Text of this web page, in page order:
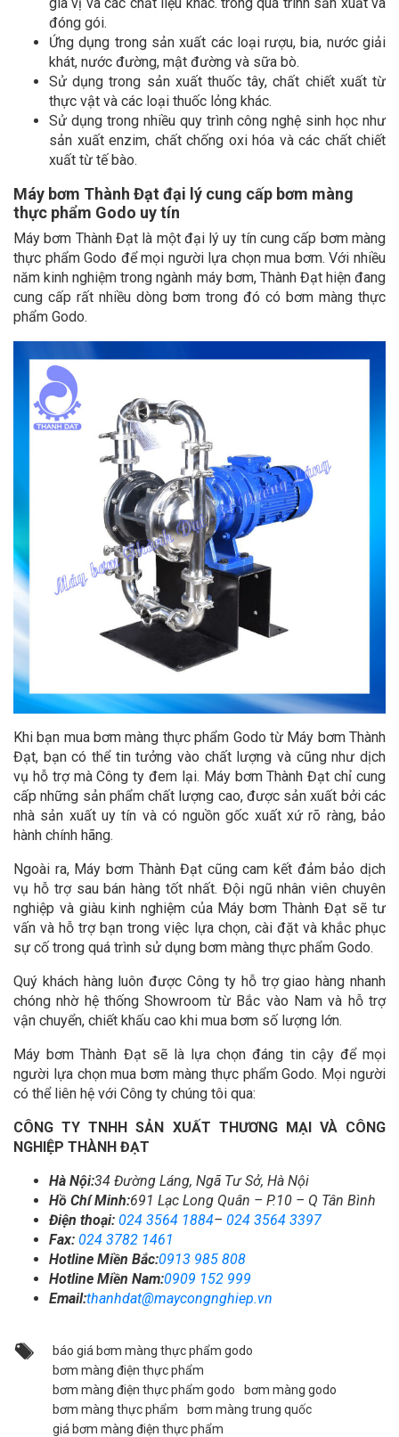
đóng gói.
Ứng dụng trong sản xuất các loại rượu, bia, nước giải
khát, nước đường, mật đường và sữa bò.
Sử dụng trong sản xuất thuốc tây, chất chiết xuất từ
thực vật và các loại thuốc lỏng khác.
Sử dụng trong nhiều quy trình công nghệ sinh học như
sản xuất enzim, chất chống oxi hóa và các chất chiết
xuất từ tế bào.
Máy bơm Thành Đạt đại lý cung cấp bơm màng
thực phẩm Godo uy tín
Máy bơm Thành Đạt là một đại lý uy tín cung cấp bơm màng
thực phẩm Godo để mọi người lựa chọn mua bơm. Với nhiều
năm kinh nghiệm trong ngành máy bơm, Thành Đạt hiện đang
cung cấp rất nhiều dòng bơm trong đó có bơm màng thực
phẩm Godo.
Khi bạn mua bơm màng thực phẩm Godo từ Máy bơm Thành
Đạt, bạn có thể tin tưởng vào chất lượng và cũng như dịch
vụ hỗ trợ mà Công ty đem lại. Máy bơm Thành Đạt chỉ cung
cấp những sản phẩm chất lượng cao, được sản xuất bởi các
nhà sản xuất uy tín và có nguồn gốc xuất xứ rõ ràng, bảo
hành chính hãng.
Ngoài ra, Máy bơm Thành Đạt cũng cam kết đảm bảo dịch
vụ hỗ trợ sau bán hàng tốt nhất. Đội ngũ nhân viên chuyên
nghiệp và giàu kinh nghiệm của Máy bơm Thành Đạt sẽ tư
vấn và hỗ trợ bạn trong việc lựa chọn, cài đặt và khắc phục
sự cố trong quá trình sử dụng bơm màng thực phẩm Godo.
Quý khách hàng luôn được Công ty hỗ trợ giao hàng nhanh
chóng nhờ hệ thống Showroom từ Bắc vào Nam và hỗ trợ
vận chuyển, chiết khấu cao khi mua bơm số lượng lớn.
Máy bơm Thành Đạt sẽ là lựa chọn đáng tin cậy để mọi
người lựa chọn mua bơm màng thực phẩm Godo. Mọi người
có thể liên hệ với Công ty chúng tôi qua:
CÔNG TY TNHH SẢN XUẤT THƯƠNG MẠI VÀ CÔNG
NGHIỆP THÀNH ĐẠT
Hà Nội:34 Đường Láng, Ngã Tư Sở, Hà Nội
Hồ Chí Minh:691 Lạc Long Quân – P.10 – Q Tân Bình
Điện thoại: 024 3564 1884– 024 3564 3397
Fax: 024 3782 1461
Hotline Miền Bắc:0913 985 808
Hotline Miền Nam:0909 152 999
Email:thanhdat@maycongnghiep.vn
báo giá bơm màng thực phẩm godo
bơm màng điện thực phẩm
bơm màng điện thực phẩm godo
bơm màng godo
bơm màng thực phẩm
bơm màng trung quốc
giá bơm màng điện thực phẩm